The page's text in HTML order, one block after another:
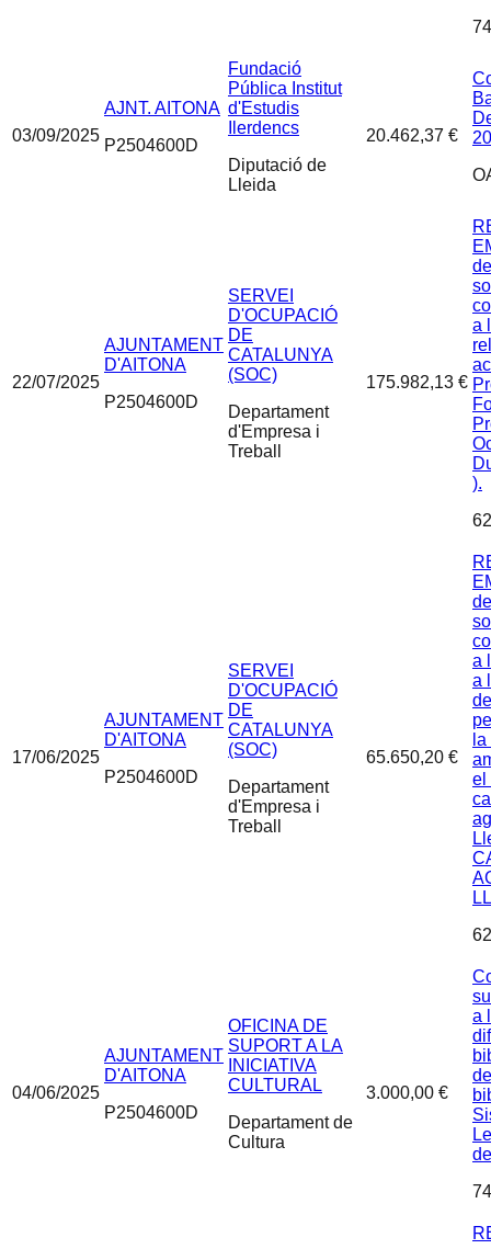
03/09/2025
AJNT. AITONA
P2504600D
Fundació
Pública Institut
d'Estudis
Ilerdencs
Diputació de
Lleida
20.462,37 €
22/07/2025
AJUNTAMENT
D'AITONA
P2504600D
SERVEI
D'OCUPACIÓ
DE
CATALUNYA
(SOC)
Departament
d'Empresa i
Treball
175.982,13 €
a
).
17/06/2025
AJUNTAMENT
D'AITONA
P2504600D
SERVEI
D'OCUPACIÓ
DE
CATALUNYA
(SOC)
Departament
d'Empresa i
Treball
65.650,20 €
a
a
el
04/06/2025
AJUNTAMENT
D'AITONA
P2504600D
OFICINA DE
SUPORT A LA
INICIATIVA
CULTURAL
Departament de
Cultura
3.000,00 €
a